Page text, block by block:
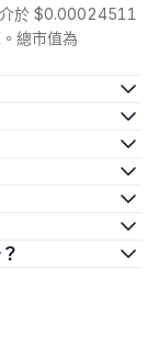
於 $0.00024511
總市值為